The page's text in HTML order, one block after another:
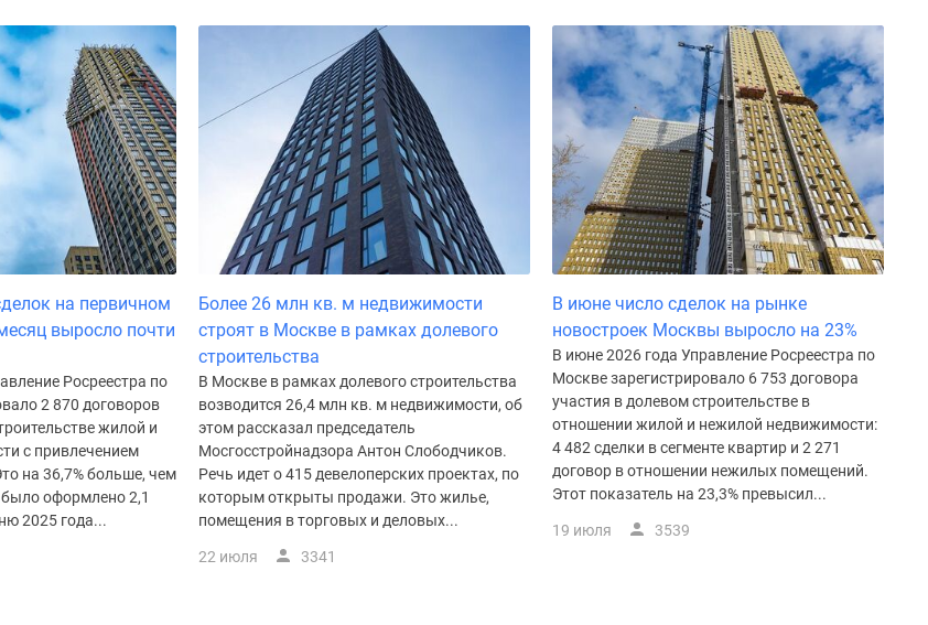
на первичном
выросло почти
Росреестра по
2 870 договоров
жилой и
с привлечением
на 36,7% больше, чем
оформлено 2,1
2025 года...
Более 26 млн кв. м недвижимости
строят в Москве в рамках долевого
строительства
В Москве в рамках долевого строительства
возводится 26,4 млн кв. м недвижимости, об
этом рассказал председатель
Мосгосстройнадзора Антон Слободчиков.
Речь идет о 415 девелоперских проектах, по
которым открыты продажи. Это жилье,
помещения в торговых и деловых...
22 июля 3341
В июне число сделок на рынке
новостроек Москвы выросло на 23%
В июне 2026 года Управление Росреестра по
Москве зарегистрировало 6 753 договора
участия в долевом строительстве в
отношении жилой и нежилой недвижимости:
4 482 сделки в сегменте квартир и 2 271
договор в отношении нежилых помещений.
Этот показатель на 23,3% превысил...
19 июля 3539